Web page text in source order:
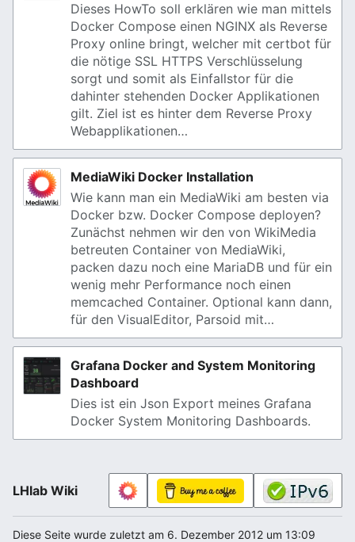
Dieses HowTo soll erklären wie man mittels
Docker Compose einen NGINX als Reverse
Proxy online bringt, welcher mit certbot für
die nötige SSL HTTPS Verschlüsselung
sorgt und somit als Einfallstor für die
dahinter stehenden Docker Applikationen
gilt. Ziel ist es hinter dem Reverse Proxy
Webapplikationen…
MediaWiki Docker Installation
Wie kann man ein MediaWiki am besten via
Docker bzw. Docker Compose deployen?
Zunächst nehmen wir den von WikiMedia
betreuten Container von MediaWiki,
packen dazu noch eine MariaDB und für ein
wenig mehr Performance noch einen
memcached Container. Optional kann dann,
für den VisualEditor, Parsoid mit…
Grafana Docker and System Monitoring
Dashboard
Dies ist ein Json Export meines Grafana
Docker System Monitoring Dashboards.
LHlab Wiki
Diese Seite wurde zuletzt am 6. Dezember 2012 um 13:09